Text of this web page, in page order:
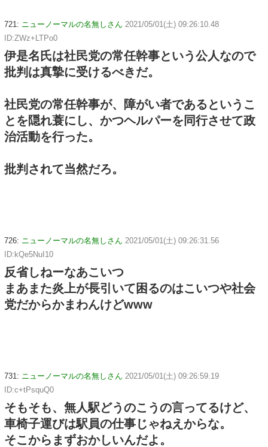
721: ニューノーマルの名無しさん 2021/05/01(土) 09:26:10.48
ID:ZWz+LTPo0
伊是名氏は社民党の常任幹事という公人なので
批判は真摯に受けるべきだ。
社民党の常任幹事が、障がい者であるというこ
とを隠れ蓑にし、かつヘルパーを同行させて政
治活動を行った。
批判されて当然だろ。
726: ニューノーマルの名無しさん 2021/05/01(土) 09:26:31.56
ID:kQe5NuI10
反省しねーなあこいつ
まあまた炎上が長引いて困るのはこいつや社会
党だからかまわんけどwww
731: ニューノーマルの名無しさん 2021/05/01(土) 09:26:59.19
ID:c+tPsquQ0
そもそも、無人駅どうのこうの言ってるけど、
車椅子運びは駅員の仕事じゃねえからな。
そこからまずおかしいんだよ。